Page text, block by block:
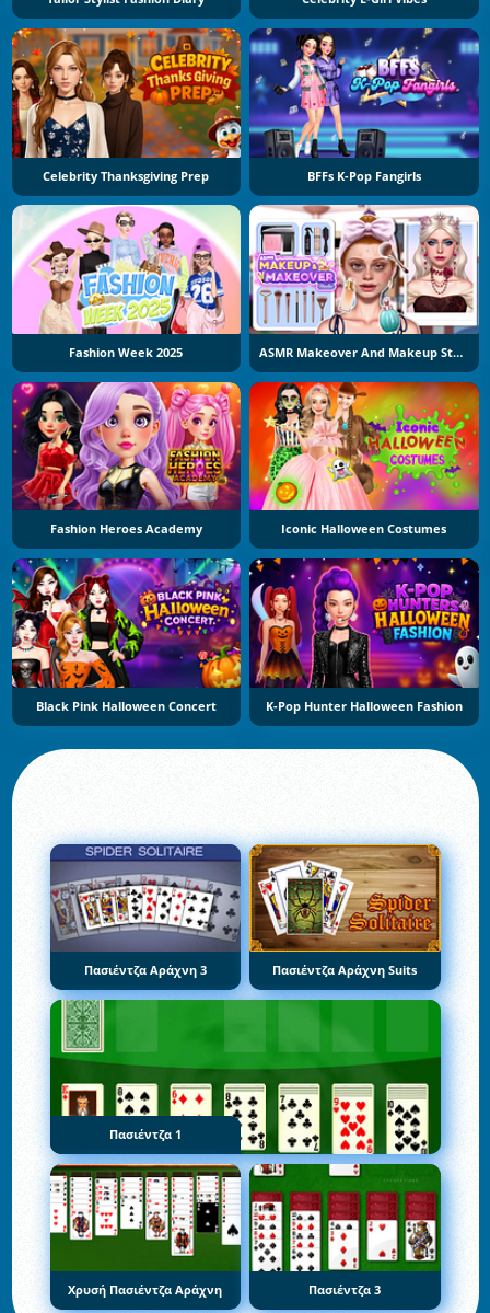
Celebrity Thanksgiving Prep BFFs K-Pop Fangirls
Fashion Week 2025 ASMR Makeover And Makeup Studio
Fashion Heroes Academy Iconic Halloween Costumes
Black Pink Halloween Concert K-Pop Hunter Halloween Fashion
Πασιέντζα Αράχνη 3 Πασιέντζα Αράχνη Suits
Πασιέντζα 1
Χρυσή Πασιέντζα Αράχνη Πασιέντζα 3